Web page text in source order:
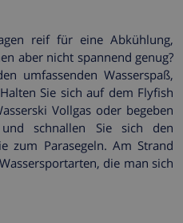
reif für eine Abkühlung,
aber nicht spannend genug?
umfassenden Wasserspaß,
Sie sich auf dem Flyfish
Vollgas oder begeben
schnallen Sie sich den
zum Parasegeln. Am Strand
die man sich